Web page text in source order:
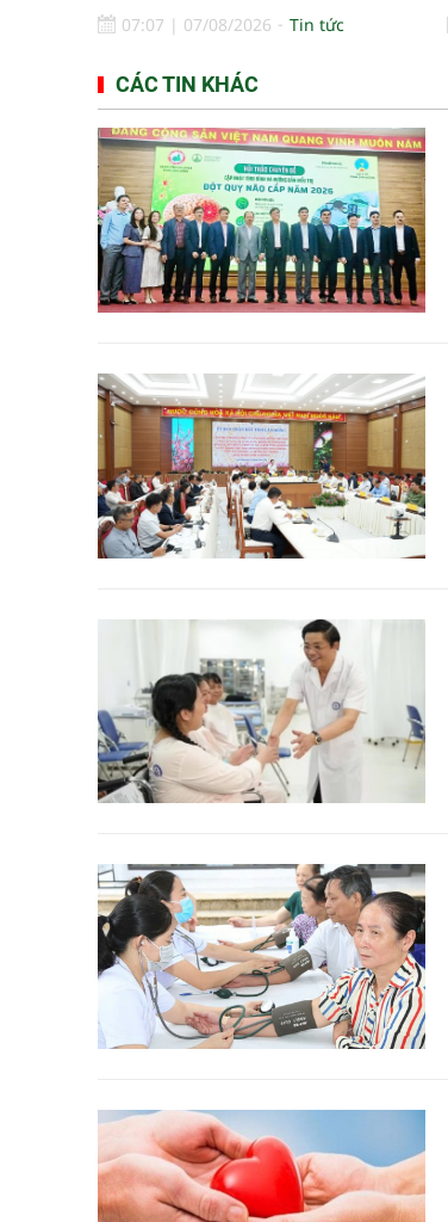
07:07 | 07/08/2026 Tin tức
CÁC TIN KHÁC